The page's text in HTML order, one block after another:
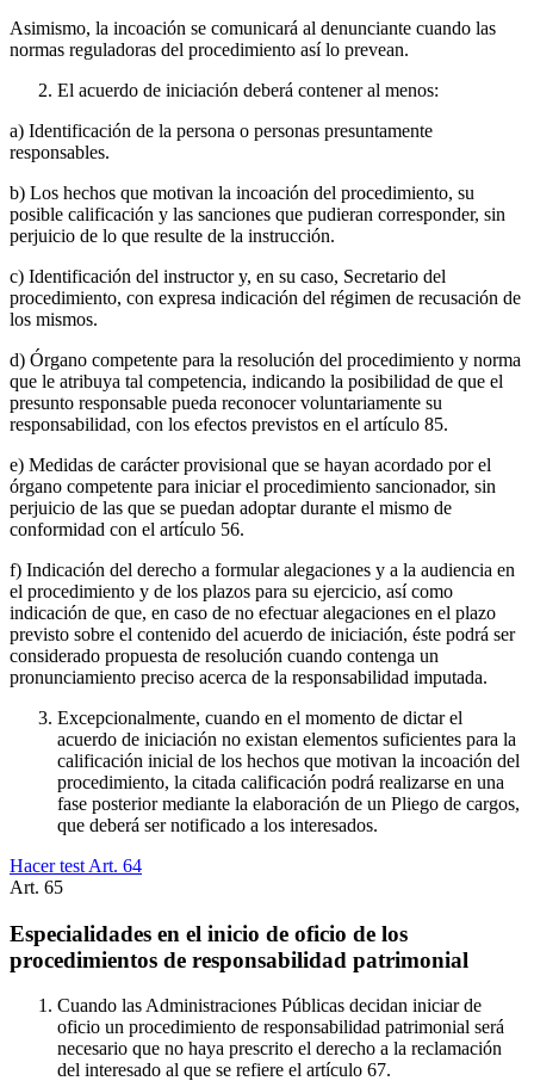
Asimismo, la incoación se comunicará al denunciante cuando las
normas reguladoras del procedimiento así lo prevean.
El acuerdo de iniciación deberá contener al menos:
a) Identificación de la persona o personas presuntamente
responsables.
b) Los hechos que motivan la incoación del procedimiento, su
posible calificación y las sanciones que pudieran corresponder, sin
perjuicio de lo que resulte de la instrucción.
c) Identificación del instructor y, en su caso, Secretario del
procedimiento, con expresa indicación del régimen de recusación de
los mismos.
d) Órgano competente para la resolución del procedimiento y norma
que le atribuya tal competencia, indicando la posibilidad de que el
presunto responsable pueda reconocer voluntariamente su
responsabilidad, con los efectos previstos en el artículo 85.
e) Medidas de carácter provisional que se hayan acordado por el
órgano competente para iniciar el procedimiento sancionador, sin
perjuicio de las que se puedan adoptar durante el mismo de
conformidad con el artículo 56.
f) Indicación del derecho a formular alegaciones y a la audiencia en
el procedimiento y de los plazos para su ejercicio, así como
indicación de que, en caso de no efectuar alegaciones en el plazo
previsto sobre el contenido del acuerdo de iniciación, éste podrá ser
considerado propuesta de resolución cuando contenga un
pronunciamiento preciso acerca de la responsabilidad imputada.
Excepcionalmente, cuando en el momento de dictar el
acuerdo de iniciación no existan elementos suficientes para la
calificación inicial de los hechos que motivan la incoación del
procedimiento, la citada calificación podrá realizarse en una
fase posterior mediante la elaboración de un Pliego de cargos,
que deberá ser notificado a los interesados.
Hacer test Art. 64
Art. 65
Especialidades en el inicio de oficio de los
procedimientos de responsabilidad patrimonial
Cuando las Administraciones Públicas decidan iniciar de
oficio un procedimiento de responsabilidad patrimonial será
necesario que no haya prescrito el derecho a la reclamación
del interesado al que se refiere el artículo 67.